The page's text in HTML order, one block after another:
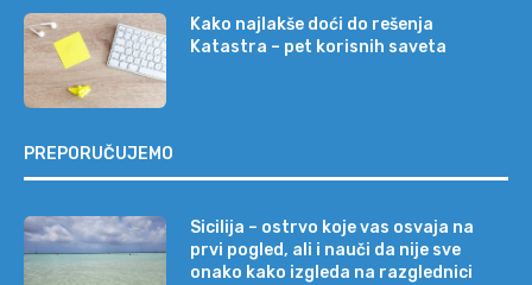
Kako najlakše doći do rešenja
Katastra – pet korisnih saveta
PREPORUČUJEMO
Sicilija – ostrvo koje vas osvaja na
prvi pogled, ali i nauči da nije sve
onako kako izgleda na razglednici